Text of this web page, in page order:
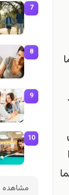
7
8
9
10
مشاهده